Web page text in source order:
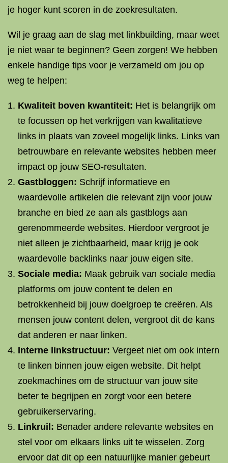
je hoger kunt scoren in de zoekresultaten.
Wil je graag aan de slag met linkbuilding, maar weet
je niet waar te beginnen? Geen zorgen! We hebben
enkele handige tips voor je verzameld om jou op
weg te helpen:
Kwaliteit boven kwantiteit: Het is belangrijk om
te focussen op het verkrijgen van kwalitatieve
links in plaats van zoveel mogelijk links. Links van
betrouwbare en relevante websites hebben meer
impact op jouw SEO-resultaten.
Gastbloggen: Schrijf informatieve en
waardevolle artikelen die relevant zijn voor jouw
branche en bied ze aan als gastblogs aan
gerenommeerde websites. Hierdoor vergroot je
niet alleen je zichtbaarheid, maar krijg je ook
waardevolle backlinks naar jouw eigen site.
Sociale media: Maak gebruik van sociale media
platforms om jouw content te delen en
betrokkenheid bij jouw doelgroep te creëren. Als
mensen jouw content delen, vergroot dit de kans
dat anderen er naar linken.
Interne linkstructuur: Vergeet niet om ook intern
te linken binnen jouw eigen website. Dit helpt
zoekmachines om de structuur van jouw site
beter te begrijpen en zorgt voor een betere
gebruikerservaring.
Linkruil: Benader andere relevante websites en
stel voor om elkaars links uit te wisselen. Zorg
ervoor dat dit op een natuurlijke manier gebeurt